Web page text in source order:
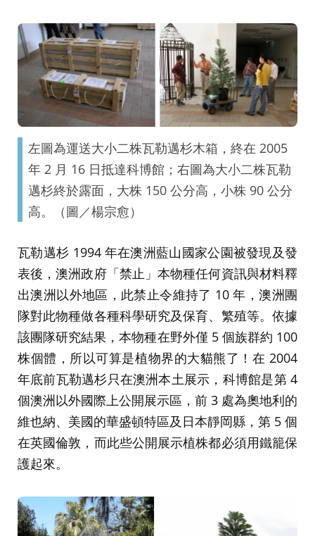
左圖為運送大小二株瓦勒邁杉木箱，終在 2005
年 2 月 16 日抵達科博館；右圖為大小二株瓦勒
邁杉終於露面，大株 150 公分高，小株 90 公分
高。（圖／楊宗愈）
瓦勒邁杉 1994 年在澳洲藍山國家公園被發現及發
表後，澳洲政府「禁止」本物種任何資訊與材料釋
出澳洲以外地區，此禁止令維持了 10 年，澳洲團
隊對此物種做各種科學研究及保育、繁殖等。依據
該團隊研究結果，本物種在野外僅 5 個族群約 100
株個體，所以可算是植物界的大貓熊了！在 2004
年底前瓦勒邁杉只在澳洲本土展示，科博館是第 4
個澳洲以外國際上公開展示區，前 3 處為奧地利的
維也納、美國的華盛頓特區及日本靜岡縣，第 5 個
在英國倫敦，而此些公開展示植株都必須用鐵籠保
護起來。